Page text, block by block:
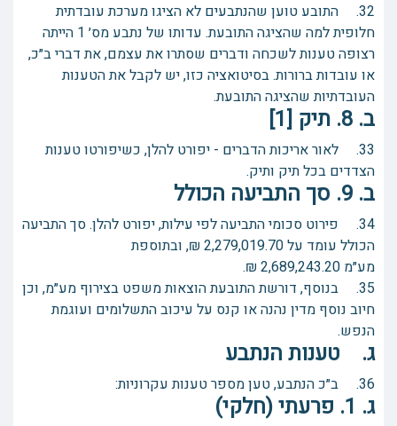
32. התובע טוען שהנתבעים לא הציגו מערכת עובדתית
חלופית למה שהציגה התובעת. עדותו של נתבע מס׳ 1 הייתה
רצופה טענות לשכחה ודברים שסתרו את עצמם, את דברי ב״כ,
או עובדות ברורות. בסיטואציה כזו, יש לקבל את הטענות
העובדתיות שהציגה התובעת.
ב. 8. תיק [1]
33. לאור אריכות הדברים - יפורט להלן, כשיפורטו טענות
הצדדים בכל תיק ותיק.
ב. 9. סך התביעה הכולל
34. פירוט סכומי התביעה לפי עילות, יפורט להלן. סך התביעה
הכולל עומד על 2,279,019.70 ₪, ובתוספת
מע״מ 2,689,243.20 ₪.
35. בנוסף, דורשת התובעת הוצאות משפט בצירוף מע״מ, וכן
חיוב נוסף מדין נהנה או קנס על עיכוב התשלומים ועוגמת
הנפש.
ג. טענות הנתבע
36. ב״כ הנתבע, טען מספר טענות עקרוניות:
ג. 1. פרעתי (חלקי)